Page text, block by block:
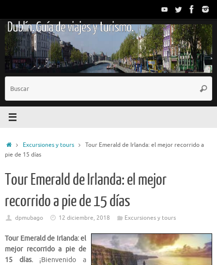
contenido
Dublín. Guía de viajes y turismo.
InicioExcursiones y tours
Tour Emerald de Irlanda: el mejor recorrido a
pie de 15 días
Tour Emerald de Irlanda: el mejor
recorrido a pie de 15 días
dpmubago 12 diciembre, 2018 Excursiones y tours
Tour Emerald de Irlanda: el
mejor recorrido a pie de
15 días.
¡Bienvenido a